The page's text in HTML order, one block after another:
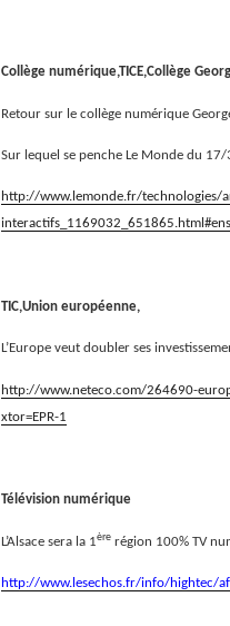
Collège numérique,TICE,Collège
Retour sur le collège numérique
Sur lequel se penche Le Monde du
http://www.lemonde.fr/
TIC,Union européenne,
L’Europe veut doubler ses
http://www.neteco.com/264690-
xtor=EPR-1
Télévision numérique
L’Alsace sera la 1 ère région 100% TV
http://www.lesechos.fr/info/hightec/